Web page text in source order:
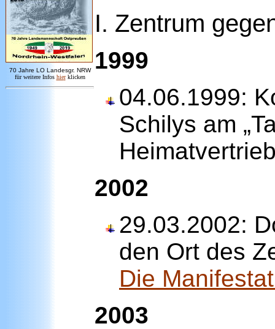
70 Jahre LO Landesgr. NRW
für weitere Infos hier klicken
I. Zentrum
1999
04.06.1999:
Schilys am
2002
29.03.2002:
den Ort des
Die
2003